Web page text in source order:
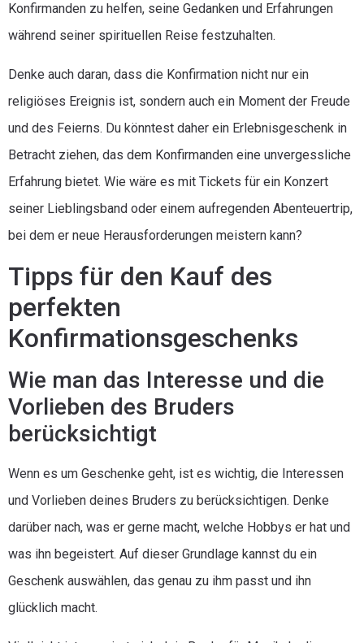
Konfirmanden zu helfen, seine Gedanken und Erfahrungen
während seiner spirituellen Reise festzuhalten.
Denke auch daran, dass die Konfirmation nicht nur ein
religiöses Ereignis ist, sondern auch ein Moment der Freude
und des Feierns. Du könntest daher ein Erlebnisgeschenk in
Betracht ziehen, das dem Konfirmanden eine unvergessliche
Erfahrung bietet. Wie wäre es mit Tickets für ein Konzert
seiner Lieblingsband oder einem aufregenden Abenteuertrip,
bei dem er neue Herausforderungen meistern kann?
Tipps für den Kauf des
perfekten
Konfirmationsgeschenks
Wie man das Interesse und die
Vorlieben des Bruders
berücksichtigt
Wenn es um Geschenke geht, ist es wichtig, die Interessen
und Vorlieben deines Bruders zu berücksichtigen. Denke
darüber nach, was er gerne macht, welche Hobbys er hat und
was ihn begeistert. Auf dieser Grundlage kannst du ein
Geschenk auswählen, das genau zu ihm passt und ihn
glücklich macht.